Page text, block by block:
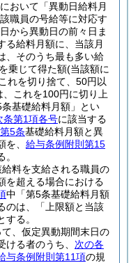
おいて「異動日給料月
職員の号給等に対応す
から異動日の前々日ま
る給料月額に、当該月
、そのうち最も多い給
乗じて得た額(当該額に
れを切り捨て、50円以
、これを100円に切り上
基礎給料月額」とい
条第1項各号に該当する
第5条基礎給料月額と異
、 給与条例附則第15
料を支給される職員の
を超える場合における
中「第5条基礎給料月額
のは、「上限額と当該
る。
、仮定異動期間末日の
る者のうち、 次の各
与条例附則第11項の規